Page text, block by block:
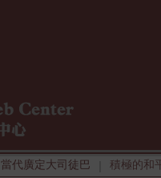
當代廣定大司徒巴 積極的和